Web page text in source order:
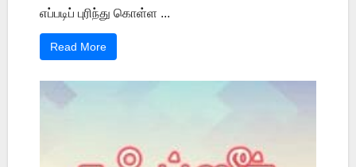
எப்படிப் புரிந்து கொள்ள ...
Read More